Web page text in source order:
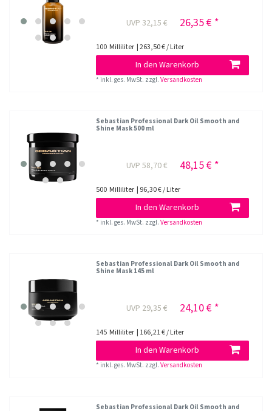
UVP 32,15 € 26,35 € *
100 Milliliter | 263,50 € / Liter
In den Warenkorb
* inkl. ges. MwSt. zzgl.Versandkosten
Sebastian Professional Dark Oil Smooth and
Shine Mask 500 ml
UVP 58,70 € 48,15 € *
500 Milliliter | 96,30 € / Liter
In den Warenkorb
* inkl. ges. MwSt. zzgl.Versandkosten
Sebastian Professional Dark Oil Smooth and
Shine Mask 145 ml
UVP 29,35 € 24,10 € *
145 Milliliter | 166,21 € / Liter
In den Warenkorb
* inkl. ges. MwSt. zzgl.Versandkosten
Sebastian Professional Dark Oil Smooth and